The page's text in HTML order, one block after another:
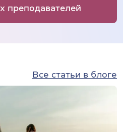
преподавателей
Все статьи в блоге